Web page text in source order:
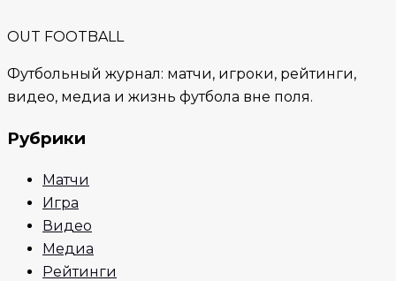
OUT FOOTBALL
Футбольный журнал: матчи, игроки, рейтинги,
видео, медиа и жизнь футбола вне поля.
Рубрики
Матчи
Игра
Видео
Медиа
Рейтинги